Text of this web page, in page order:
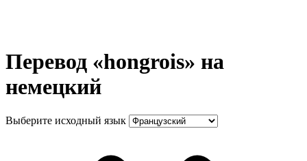
Перевод «hongrois» на
немецкий
Выберите исходный язык